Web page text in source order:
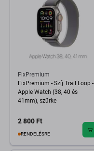
FixPremium
FixPremium - Szíj Trail Loop -
Apple Watch (38, 40 és
41mm), szürke
2 800 Ft
RENDELÉSRE